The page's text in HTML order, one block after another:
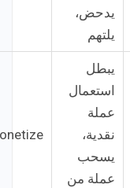
يدحض،
يلتهم
يبطل
استعمال
عملة
نقدية،
يسحب
عملة من